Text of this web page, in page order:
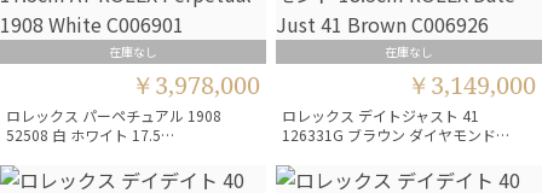
在庫なし
￥3,978,000
ロレックス パーペチュアル 1908
52508 白 ホワイト 17.5…
在庫なし
￥3,149,000
ロレックス デイトジャスト 41
126331G ブラウン ダイヤモンド…